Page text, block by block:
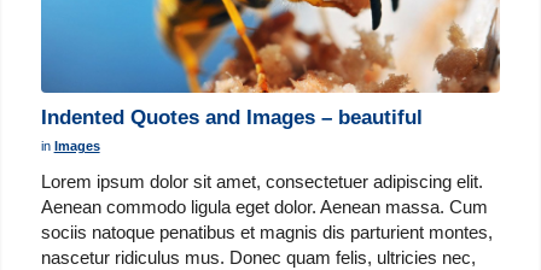
Indented Quotes and Images – beautiful
in Images
Lorem ipsum dolor sit amet, consectetuer adipiscing elit.
Aenean commodo ligula eget dolor. Aenean massa. Cum
sociis natoque penatibus et magnis dis parturient montes,
nascetur ridiculus mus. Donec quam felis, ultricies nec,